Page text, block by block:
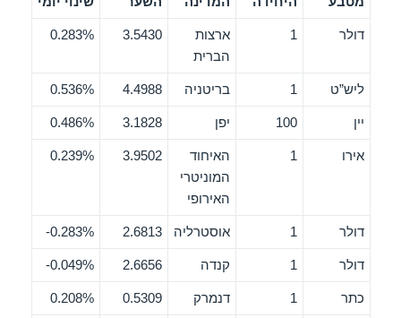
דולר 1
ארצות
הברית
3.5430
0.283%
ליש”ט 1 בריטניה 4.4988
0.536%
יין 100 יפן 3.1828
0.486%
אירו 1
האיחוד
המוניטרי
האירופי
3.9502
0.239%
דולר 1 אוסטרליה 2.6813
0.283%-
דולר 1 קנדה 2.6656
0.049%-
כתר 1 דנמרק 0.5309
0.208%